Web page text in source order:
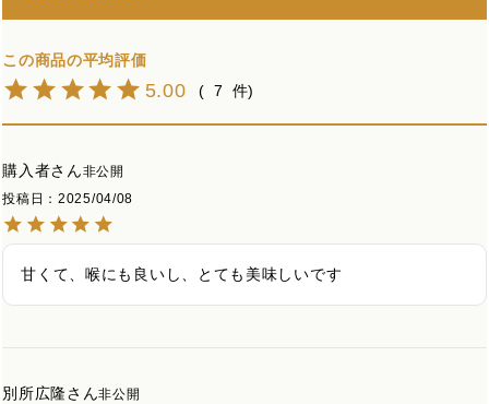
5.00 7
購入者
非公開
投稿日
2025/04/08
甘くて、喉にも良いし、とても美味しいです
別所広隆
非公開